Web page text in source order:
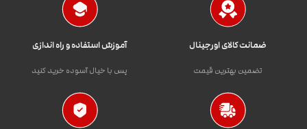
ضمانت کالای اورجینال
تضمین بهترین قیمت
آموزش استفاده و راه اندازی
پس با خیال آسوده خرید کنید